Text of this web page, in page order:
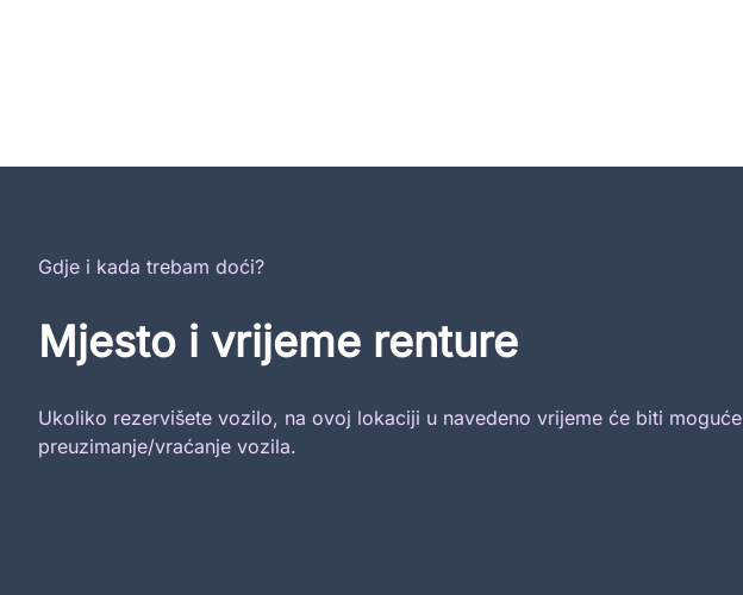
Gdje i kada trebam doći?
Mjesto i vrijeme renture
Ukoliko rezervišete vozilo, na ovoj lokaciji u navedeno vrijeme će biti moguće
preuzimanje/vraćanje vozila.